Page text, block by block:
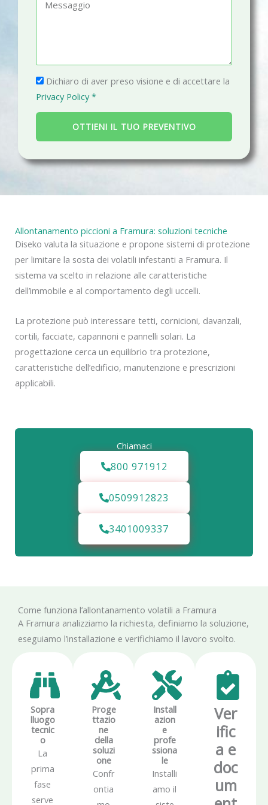
a
g
g
i
P
r
i
a
c
Dichiaro di aver preso visione e di accettare la
Privacy Policy *
OTTIENI IL TUO PREVENTIVO
Allontanamento piccioni a Framura: soluzioni tecniche
Diseko valuta la situazione e propone sistemi di protezione
per limitare la sosta dei volatili infestanti a Framura. Il
sistema va scelto in relazione alle caratteristiche
dell’immobile e al comportamento degli uccelli.
La protezione può interessare tetti, cornicioni, davanzali,
cortili, facciate, capannoni e pannelli solari. La
progettazione cerca un equilibrio tra protezione,
caratteristiche dell’edificio, manutenzione e prescrizioni
applicabili.
Chiamaci
800 971912
0509912823
3401009337
Come funziona l’allontanamento volatili a Framura
A Framura analizziamo la richiesta, definiamo la soluzione,
eseguiamo l’installazione e verifichiamo il lavoro svolto.
Sopra
lluogo
tecnic
o
La
prima
fase
serve
Proge
ttazio
ne
della
soluzi
one
Confr
ontia
Install
azion
e
profe
ssiona
le
Installi
amo il
Ver
ific
a e
doc
um